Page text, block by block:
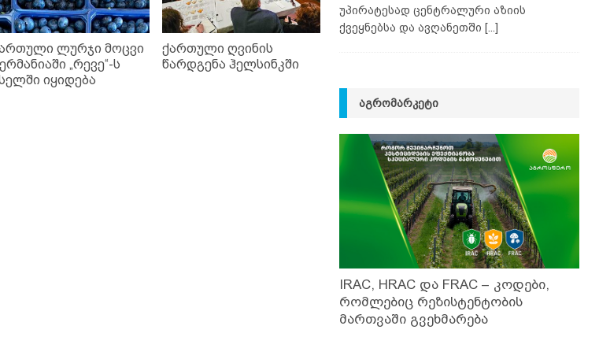
ლურჯი მოცვი
„რევე“-ს
იყიდება
ქართული ღვინის
წარდგენა ჰელსინკში
უპირატესად ცენტრალური აზიის
ქვეყნებსა და ავღანეთში [...]
ᲐᲒᲠᲝᲛᲐᲠᲙᲔᲢᲘ
IRAC, HRAC და FRAC – კოდები,
რომლებიც რეზისტენტობის
მართვაში გვეხმარება